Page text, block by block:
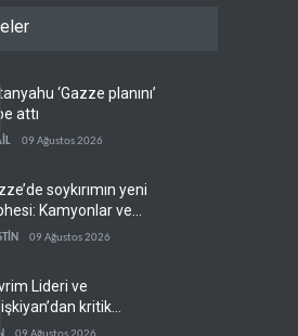
‘Gazze planını’
attı
09 Ağustos 2026
soykırımın yeni
Kamyonlar ve
de hedefte
09 Ağustos 2026
Lideri ve
kritik